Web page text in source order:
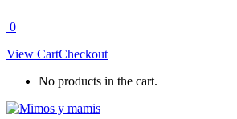
0
View CartCheckout
No products in the cart.